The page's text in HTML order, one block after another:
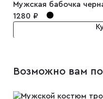
Мужская бабочка
1280 ₽
Возможно вам